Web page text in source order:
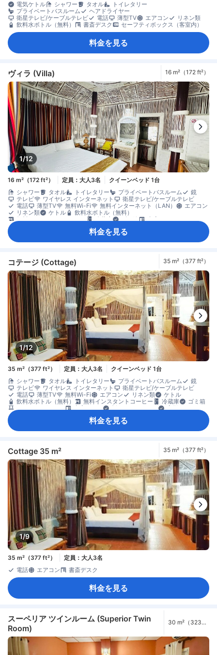
電気ケトル
シャワー タオル
トイレタリー
プライベートバスルーム
ヘアドライヤー
衛星テレビ/ケーブルテレビ
電話 薄型TV エアコン
リネン類
飲料水ボトル（無料）
書斎デスク セーフティボックス（客室内）
料金を見る
ヴィラ (Villa) 16 m²（172 ft²）
1/12
16 m²（172 ft²） 定員：大人3名
クイーンベッド 1台
シャワー
タオル トイレタリー プライベートバスルーム
鏡
テレビ
ワイヤレス インターネット
衛星テレビ/ケーブルテレビ
電話
薄型TV 無料Wi-Fi 無料インターネット（LAN）
エアコン
リネン類
ケトル
飲料水ボトル（無料）
無料インスタントコーヒー
冷蔵庫 ゴミ箱
書斎デスク
セーフティボックス（客室内）
料金を見る
コテージ (Cottage) 35 m²（377 ft²）
1/12
35 m²（377 ft²） 定員：大人3名
クイーンベッド 1台
シャワー
タオル トイレタリー プライベートバスルーム
鏡
テレビ
ワイヤレス インターネット
衛星テレビ/ケーブルテレビ
電話
薄型TV 無料Wi-Fi エアコン リネン類
ケトル
飲料水ボトル（無料）
無料インスタントコーヒー 冷蔵庫
ゴミ箱
バルコニー/テラス
書斎デスク 折りたたみベッド
窓側
セーフティボックス（客室内）
禁煙
料金を見る
Cottage 35 m² 35 m²（377 ft²）
1/9
35 m²（377 ft²）
定員：大人3名
電話
エアコン 書斎デスク
料金を見る
スーペリア ツインルーム (Superior Twin
Room)
30 m²（323